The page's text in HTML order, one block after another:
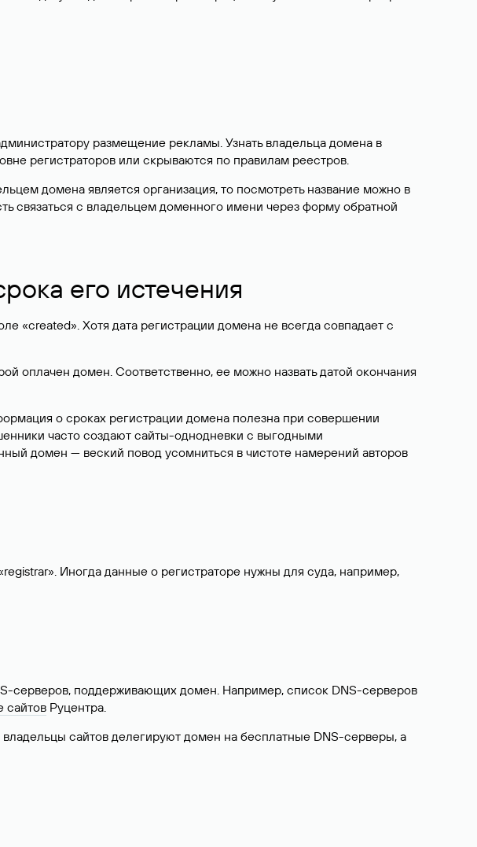
размещение рекламы. Узнать владельца домена в
регистраторов или скрываются по правилам реестров.
домена является организация, то посмотреть название можно в
связаться с владельцем доменного имени через форму обратной
его истечения
«created». Хотя дата регистрации домена не всегда совпадает с
оплачен домен. Соответственно, ее можно назвать датой окончания
о сроках регистрации домена полезна при совершении
часто создают сайты-однодневки с выгодными
домен — веский повод усомниться в чистоте намерений авторов
Иногда данные о регистраторе нужны для суда, например,
серверов, поддерживающих домен. Например, список DNS-серверов
сайтов Руцентра.
сайтов делегируют домен на бесплатные DNS-серверы, а